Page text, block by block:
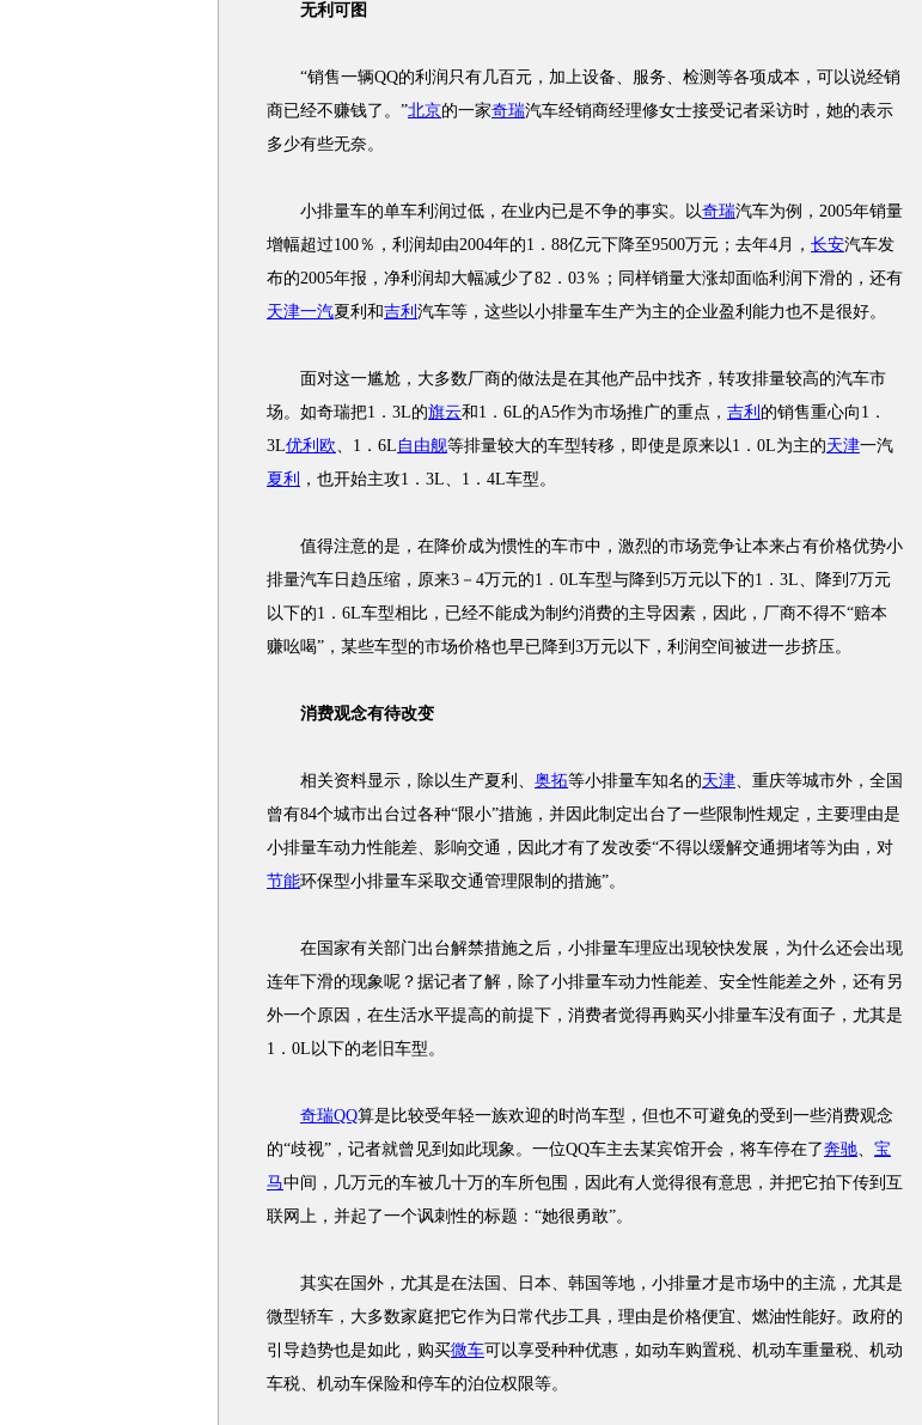
无利可图
“销售一辆QQ的利润只有几百元，加上设备、服务、检测等各项成本，可以说经销
商已经不赚钱了。”北京的一家奇瑞汽车经销商经理修女士接受记者采访时，她的表示
多少有些无奈。
小排量车的单车利润过低，在业内已是不争的事实。以奇瑞汽车为例，2005年销量
增幅超过100％，利润却由2004年的1．88亿元下降至9500万元；去年4月， 长安汽车发
布的2005年报，净利润却大幅减少了82．03％；同样销量大涨却面临利润下滑的，还有
天津一汽夏利和吉利 汽车等，这些以小排量车生产为主的企业盈利能力也不是很好。
面对这一尴尬，大多数厂商的做法是在其他产品中找齐，转攻排量较高的汽车市
场。如奇瑞把1．3L的旗云和1．6L的A5作为市场推广的重点， 吉利 的销售重心向1．
3L优利欧、1．6L 自由舰等排量较大的车型转移，即使是原来以1．0L为主的天津一汽
夏利
，也开始主攻1．3L、1．4L车型。
值得注意的是，在降价成为惯性的车市中，激烈的市场竞争让本来占有价格优势小
排量汽车日趋压缩，原来3－4万元的1．0L车型与降到5万元以下的1．3L、降到7万元
以下的1．6L车型相比，已经不能成为制约消费的主导因素，因此，厂商不得不“赔本
赚吆喝”，某些车型的市场价格也早已降到3万元以下，利润空间被进一步挤压。
消费观念有待改变
相关资料显示，除以生产夏利、 奥拓等小排量车知名的天津、重庆等城市外，全国
曾有84个城市出台过各种“限小”措施，并因此制定出台了一些限制性规定，主要理由是
小排量车动力性能差、影响交通，因此才有了发改委“不得以缓解交通拥堵等为由，对
节能环保型小排量车采取交通管理限制的措施”。
在国家有关部门出台解禁措施之后，小排量车理应出现较快发展，为什么还会出现
连年下滑的现象呢？据记者了解，除了小排量车动力性能差、安全性能差之外，还有另
外一个原因，在生活水平提高的前提下，消费者觉得再购买小排量车没有面子，尤其是
1．0L以下的老旧车型。
奇瑞QQ算是比较受年轻一族欢迎的时尚车型，但也不可避免的受到一些消费观念
的“歧视”，记者就曾见到如此现象。一位QQ车主去某宾馆开会，将车停在了奔驰、 宝
马中间，几万元的车被几十万的车所包围，因此有人觉得很有意思，并把它拍下传到互
联网上，并起了一个讽刺性的标题：“她很勇敢”。
其实在国外，尤其是在法国、日本、韩国等地，小排量才是市场中的主流，尤其是
微型轿车，大多数家庭把它作为日常代步工具，理由是价格便宜、燃油性能好。政府的
引导趋势也是如此，购买微车可以享受种种优惠，如动车购置税、机动车重量税、机动
车税、机动车保险和停车的泊位权限等。